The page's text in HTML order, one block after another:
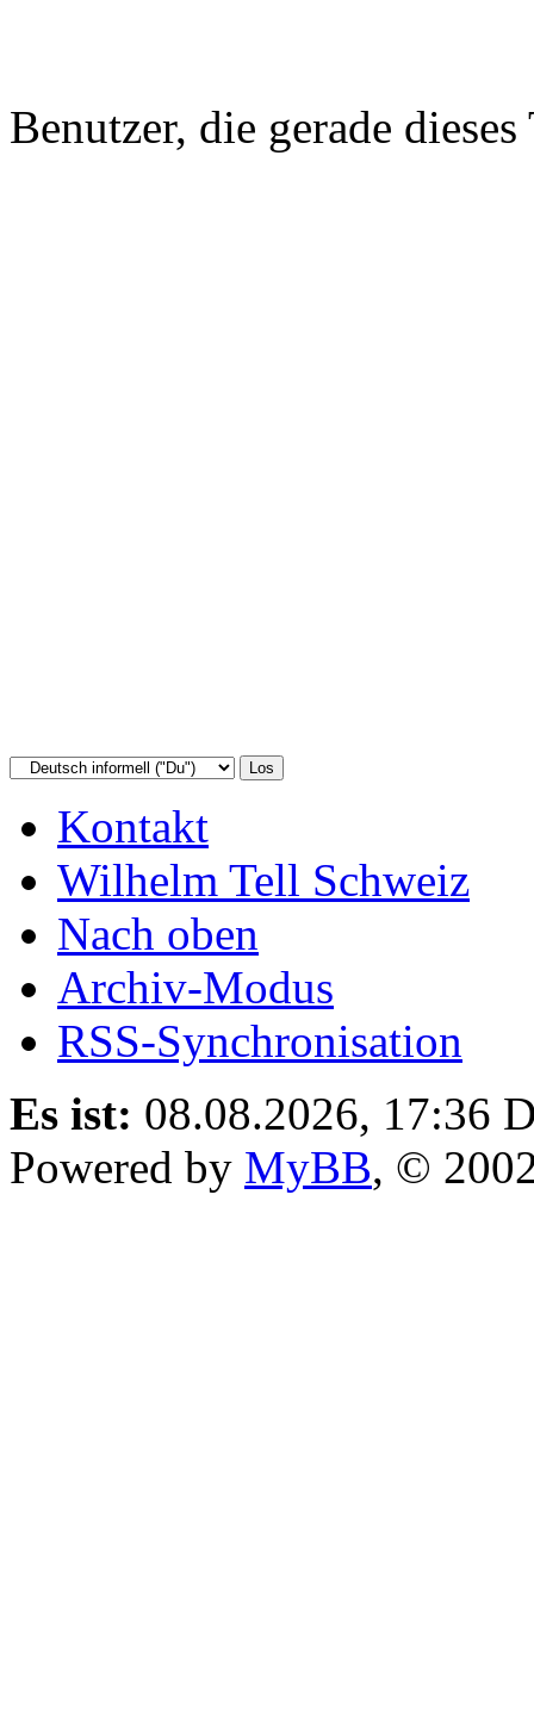
Benutzer, die gerade
Kontakt
Wilhelm Tell Schweiz
Nach oben
Archiv-Modus
RSS-Synchronisation
Es ist: 08.08.2026, 17:36
Powered by MyBB, ©